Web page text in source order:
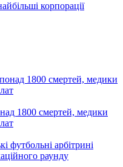
корпорації
1800 смертей, медики